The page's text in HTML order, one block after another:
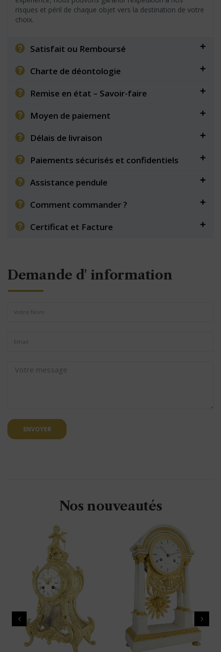
risques et péril de chaque objet vers la destination de votre
choix.
Satisfait ou Remboursé
Charte de déontologie
Remise en état – Savoir-faire
Moyen de paiement
Délais de livraison
Paiements sécurisés et confidentiels
Assistance pendule
Comment commander ?
Certificat et Facture
Demande d' information
ENVOYER
Nos nouveautés